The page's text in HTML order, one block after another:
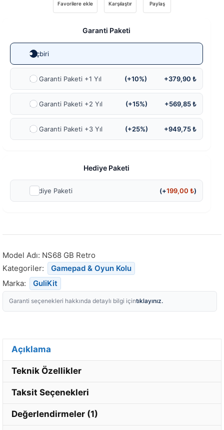
Favorilere ekle Karşılaştır Paylaş
Garanti Paketi
Hiçbiri
Ek Garanti Paketi +1 Yıl (+10%) +379,90 ₺
Ek Garanti Paketi +2 Yıl (+15%) +569,85 ₺
Ek Garanti Paketi +3 Yıl (+25%) +949,75 ₺
Hediye Paketi
Hediye Paketi (+199,00₺)
Model Adı: NS68 GB Retro
Kategoriler:
Gamepad & Oyun Kolu
Marka:
GuliKit
Garanti seçenekleri hakkında detaylı bilgi içintıklayınız.
Açıklama
Teknik Özellikler
Taksit Seçenekleri
Değerlendirmeler (1)